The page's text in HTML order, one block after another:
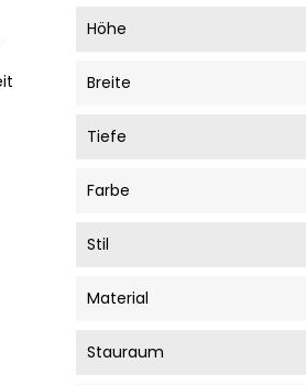
Höhe
Breite
Tiefe
Farbe
Stil
Material
Stauraum